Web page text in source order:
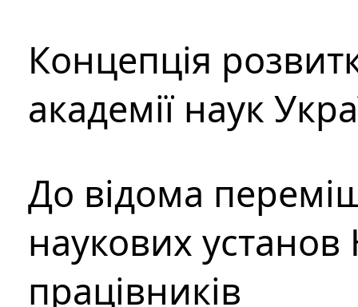
Концепція
академії наук
До відома
наукових установ
працівників